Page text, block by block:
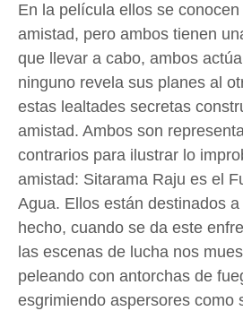
En la película ellos se
amistad, pero ambos tienen
que llevar a cabo, ambos
ninguno revela sus planes al
estas lealtades secretas
amistad. Ambos son
contrarios para ilustrar lo
amistad: Sitarama Raju es el
Agua. Ellos están destinados
hecho, cuando se da este
las escenas de lucha nos
peleando con antorchas de
esgrimiendo aspersores como